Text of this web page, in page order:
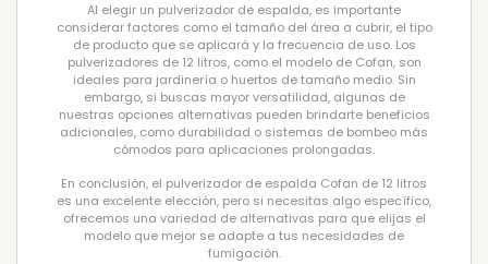
Al elegir un pulverizador de espalda, es importante
considerar factores como el tamaño del área a cubrir, el tipo
de producto que se aplicará y la frecuencia de uso. Los
pulverizadores de 12 litros, como el modelo de Cofan, son
ideales para jardinería o huertos de tamaño medio. Sin
embargo, si buscas mayor versatilidad, algunas de
nuestras opciones alternativas pueden brindarte beneficios
adicionales, como durabilidad o sistemas de bombeo más
cómodos para aplicaciones prolongadas.
En conclusión, el pulverizador de espalda Cofan de 12 litros
es una excelente elección, pero si necesitas algo específico,
ofrecemos una variedad de alternativas para que elijas el
modelo que mejor se adapte a tus necesidades de
fumigación.